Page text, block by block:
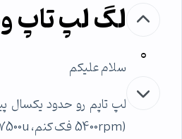
0
لگ لپ تاپ
سلام علیکم